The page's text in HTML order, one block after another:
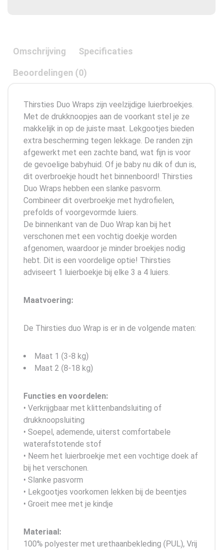
Omschrijving Specificaties
Beoordelingen (0)
Thirsties Duo Wraps zijn veelzijdige luierbroekjes.
Met de drukknoopjes aan de voorkant stel je ze
makkelijk in op de juiste maat. Lekgootjes bieden
extra bescherming tegen lekkage. De randen zijn
afgewerkt met een zachte band, wat fijn is voor
de gevoelige babyhuid. Of je baby nu dik of dun is,
dit overbroekje houdt het binnenboord! Thirsties
Duo Wraps hebben een slanke pasvorm.
Combineer dit overbroekje met hydrofielen,
prefolds of voorgevormde luiers.
De binnenkant van de Duo Wrap kan bij het
verschonen met een vochtig doekje worden
afgenomen, waardoor je minder broekjes nodig
hebt. Dit is een voordelige optie! Thirsties
adviseert 1 luierboekje bij elke 3 a 4 luiers.
Maatvoering:
De Thirsties duo Wrap is er in de volgende maten:
Maat 1 (3-8 kg)
Maat 2 (8-18 kg)
Functies en voordelen:
• Verkrijgbaar met klittenbandsluiting of
drukknoopsluiting
• Soepel, ademende, uiterst comfortabele
waterafstotende stof
• Neem het luierbroekje met een vochtige doek af
bij het verschonen.
• Slanke pasvorm
• Lekgootjes voorkomen lekken bij de beentjes
• Groeit mee met je kindje
Materiaal:
100% polyester met urethaanbekleding (PUL), Vrij